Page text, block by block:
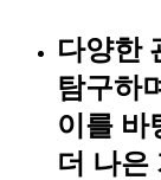
다양한
탐구하
이를 바
더 나은